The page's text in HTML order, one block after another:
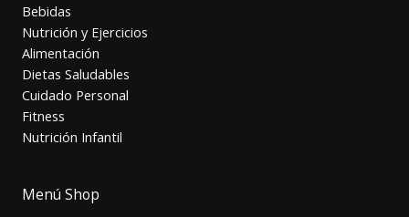
Bebidas
Nutrición y Ejercicios
Alimentación
Dietas Saludables
Cuidado Personal
Fitness
Nutrición Infantil
Menú Shop